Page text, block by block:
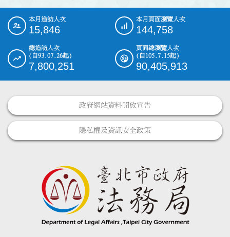
::: 本月造訪人次
15,846
本月頁面瀏覽人次
144,758
總造訪人次
(自93.07.26起)
7,800,251
頁面總瀏覽人次
(自105.7.15起)
90,405,913
政府網站資料開放宣告
隱私權及資訊安全政策